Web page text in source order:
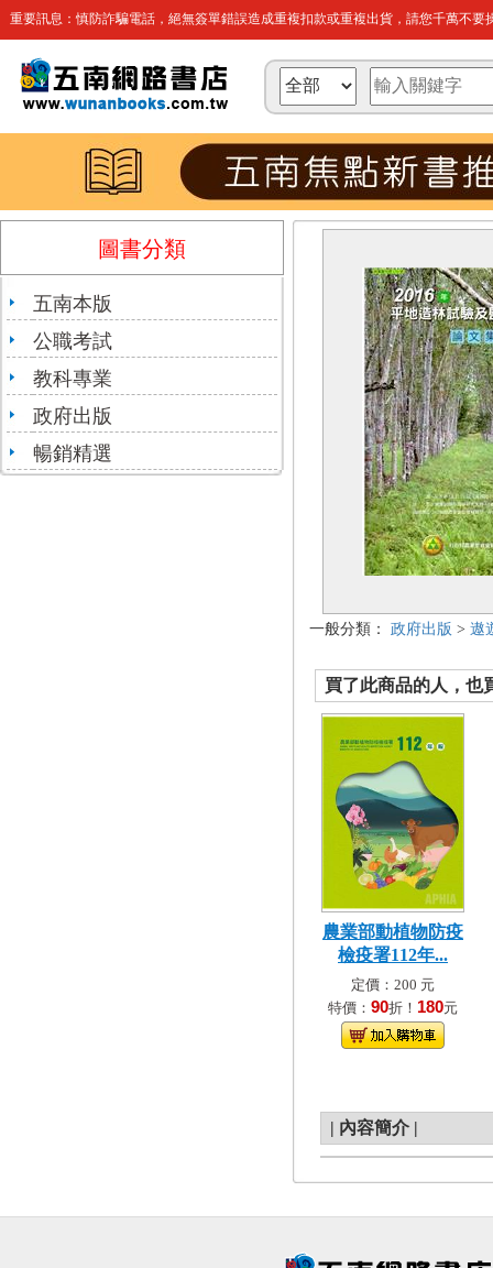
重要訊息：慎防詐騙電話，絕無簽單錯誤造成重複扣款或重複出貨，請您千萬不要
圖書分類
五南本版
公職考試
教科專業
政府出版
暢銷精選
一般分類： 政府出版 > 遨
買了此商品的人，也
農業部動植物防疫
檢疫署112年...
定價：200 元
特價： 90折！ 180元
| 內容簡介 |